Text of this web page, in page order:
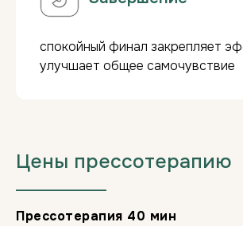
спокойный финал закрепляет
улучшает общее самочувствие
Цены прессотерапию
___________________
Прессотерапия 40 мин